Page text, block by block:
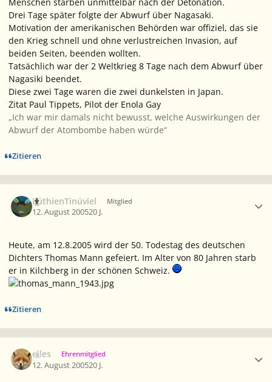
Drei Tage später folgte der Abwurf über Nagasaki.
Motivation der amerikanischen Behörden war offiziel, das sie
den Krieg schnell und ohne verlustreichen Invasion, auf
beiden Seiten, beenden wollten.
Tatsächlich war der 2 Weltkrieg 8 Tage nach dem Abwurf über
Nagasiki beendet.
Diese zwei Tage waren die zwei dunkelsten in Japan.
Zitat Paul Tippets, Pilot der Enola Gay
„Ich war mir damals nicht bewusst, welche Auswirkungen der
Abwurf der Atombombe haben würde“
Zitieren
LúthienTinúviel Mitglied
12. August 200520 J.
Heute, am 12.8.2005 wird der 50. Todestag des deutschen
Dichters Thomas Mann gefeiert. Im Alter von 80 Jahren starb
er in Kilchberg in der schönen Schweiz.
Zitieren
elles Ehrenmitglied
12. August 200520 J.